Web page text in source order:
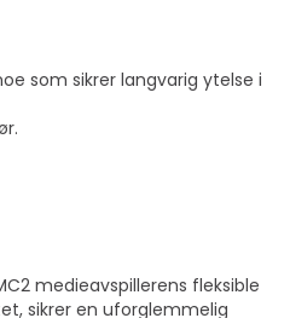
som sikrer langvarig ytelse i
medieavspillerens fleksible
sikrer en uforglemmelig